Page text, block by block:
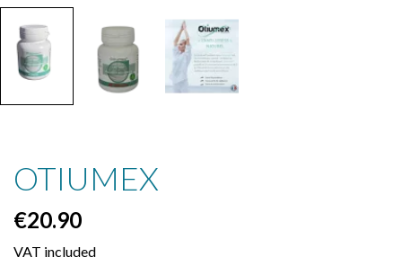
OTIUMEX
€20.90
VAT included